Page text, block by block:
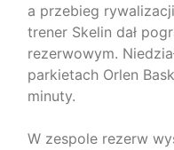
a przebieg
trener Skelin dał
rezerwowym.
parkietach Orlen
minuty.
W zespole rezerw